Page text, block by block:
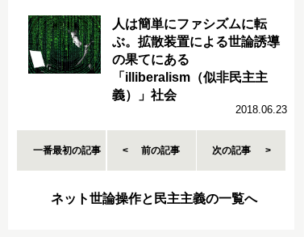
人は簡単にファシズムに転
ぶ。拡散装置による世論誘導
の果てにある
「illiberalism（似非民主主
義）」社会
2018.06.23
一番最初の記事 前の記事 次の記事
ネット世論操作と民主主義の一覧へ